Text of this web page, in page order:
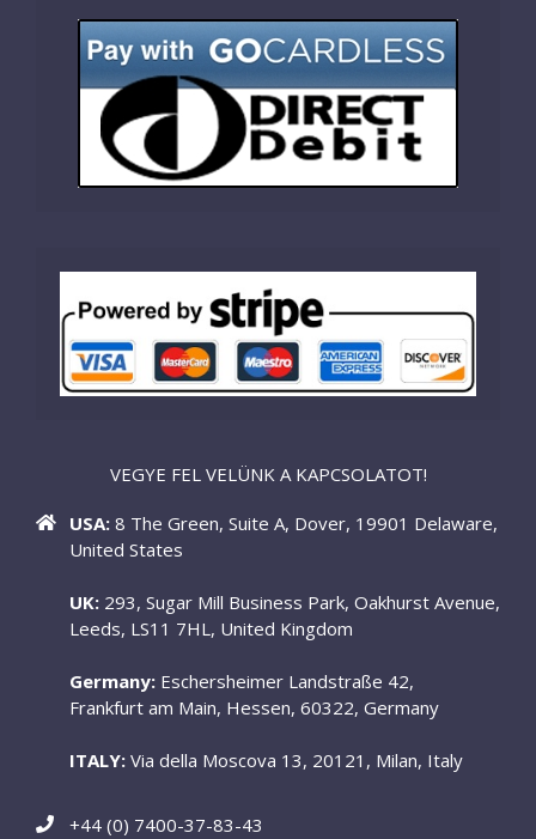
VEGYE FEL VELÜNK A KAPCSOLATOT!
USA: 8 The Green, Suite A, Dover, 19901 Delaware,
United States
UK: 293, Sugar Mill Business Park, Oakhurst Avenue,
Leeds, LS11 7HL, United Kingdom
Germany: Eschersheimer Landstraße 42,
Frankfurt am Main, Hessen, 60322, Germany
ITALY: Via della Moscova 13, 20121, Milan, Italy
+44 (0) 7400-37-83-43